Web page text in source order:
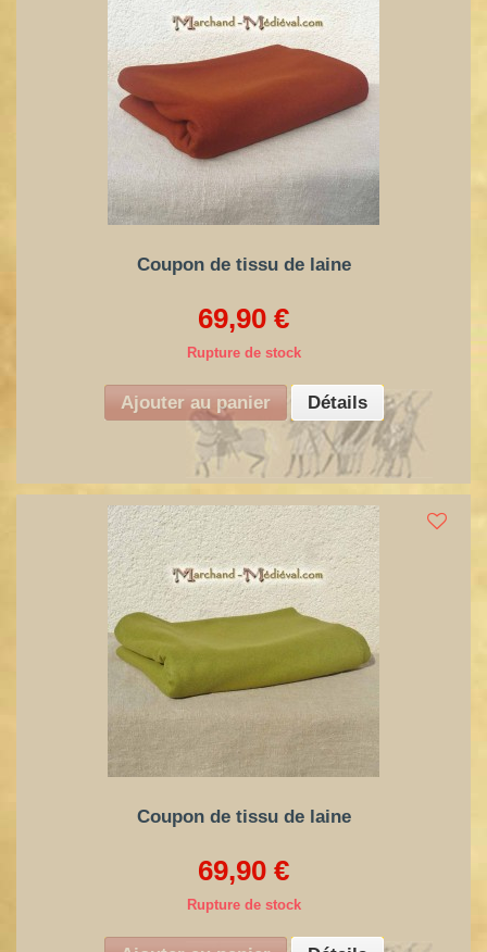
Coupon de tissu de laine
69,90 €
Rupture de stock
Ajouter au panier Détails
Coupon de tissu de laine
69,90 €
Rupture de stock